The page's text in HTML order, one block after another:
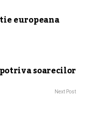
europeana
soarecilor
Next Post